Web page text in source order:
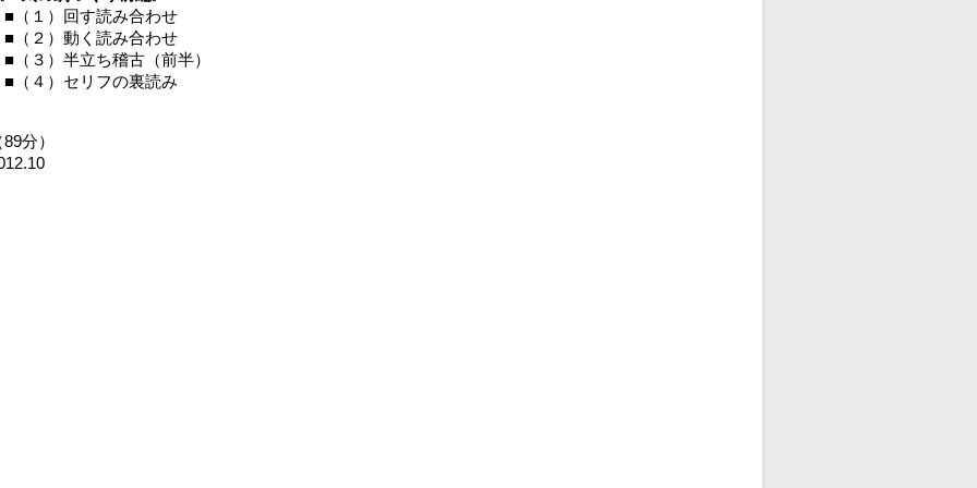
１）回す読み合わせ
２）動く読み合わせ
３）半立ち稽古（前半）
４）セリフの裏読み
分）